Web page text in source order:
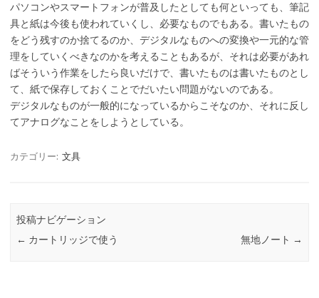
パソコンやスマートフォンが普及したとしても何といっても、筆記
具と紙は今後も使われていくし、必要なものでもある。書いたもの
をどう残すのか捨てるのか、デジタルなものへの変換や一元的な管
理をしていくべきなのかを考えることもあるが、それは必要があれ
ばそういう作業をしたら良いだけで、書いたものは書いたものとし
て、紙で保存しておくことでだいたい問題がないのである。
デジタルなものが一般的になっているからこそなのか、それに反し
てアナログなことをしようとしている。
カテゴリー: 文具
投稿ナビゲーション
← カートリッジで使う 無地ノート →